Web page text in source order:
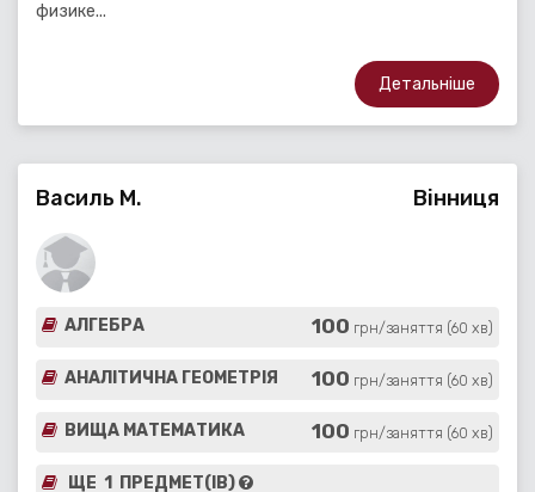
физике...
Детальніше
Василь М. Вінниця
АЛГЕБРА 100 грн/заняття (60 хв)
АНАЛІТИЧНА ГЕОМЕТРІЯ 100 грн/заняття (60 хв)
ВИЩА МАТЕМАТИКА 100 грн/заняття (60 хв)
ЩЕ 1 ПРЕДМЕТ(ІВ)